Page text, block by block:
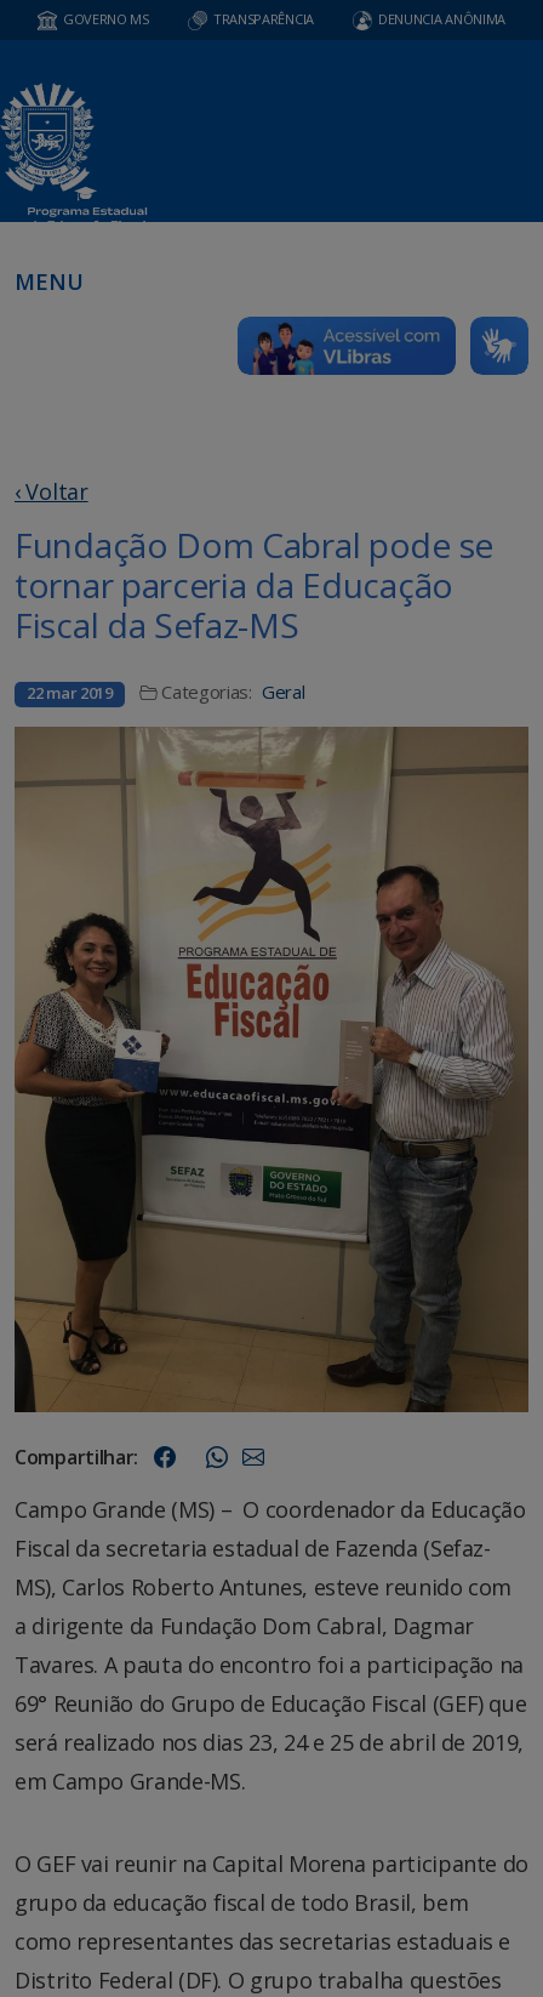
GOVERNO MS TRANSPARÊNCIA DENUNCIA ANÔNIMA
MENU
‹ Voltar
Fundação Dom Cabral pode se
tornar parceria da Educação
Fiscal da Sefaz-MS
22 mar 2019 Categorias: Geral
Compartilhar:
Campo Grande (MS) – O coordenador da Educação
Fiscal da secretaria estadual de Fazenda (Sefaz-
MS), Carlos Roberto Antunes, esteve reunido com
a dirigente da Fundação Dom Cabral, Dagmar
Tavares. A pauta do encontro foi a participação na
69° Reunião do Grupo de Educação Fiscal (GEF) que
será realizado nos dias 23, 24 e 25 de abril de 2019,
em Campo Grande-MS.
O GEF vai reunir na Capital Morena participante do
grupo da educação fiscal de todo Brasil, bem
como representantes das secretarias estaduais e
Distrito Federal (DF). O grupo trabalha questões